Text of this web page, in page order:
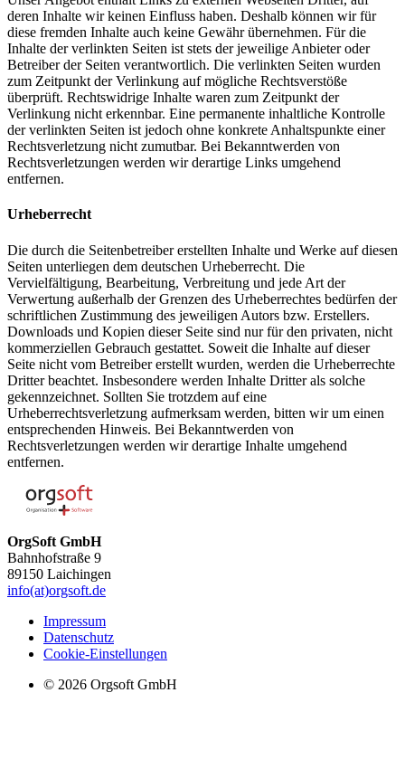
deren Inhalte wir keinen Einfluss haben. Deshalb können wir für
diese fremden Inhalte auch keine Gewähr übernehmen. Für die
Inhalte der verlinkten Seiten ist stets der jeweilige Anbieter oder
Betreiber der Seiten verantwortlich. Die verlinkten Seiten wurden
zum Zeitpunkt der Verlinkung auf mögliche Rechtsverstöße
überprüft. Rechtswidrige Inhalte waren zum Zeitpunkt der
Verlinkung nicht erkennbar. Eine permanente inhaltliche Kontrolle
der verlinkten Seiten ist jedoch ohne konkrete Anhaltspunkte einer
Rechtsverletzung nicht zumutbar. Bei Bekanntwerden von
Rechtsverletzungen werden wir derartige Links umgehend
entfernen.
Urheberrecht
Die durch die Seitenbetreiber erstellten Inhalte und Werke auf diesen
Seiten unterliegen dem deutschen Urheberrecht. Die
Vervielfältigung, Bearbeitung, Verbreitung und jede Art der
Verwertung außerhalb der Grenzen des Urheberrechtes bedürfen der
schriftlichen Zustimmung des jeweiligen Autors bzw. Erstellers.
Downloads und Kopien dieser Seite sind nur für den privaten, nicht
kommerziellen Gebrauch gestattet. Soweit die Inhalte auf dieser
Seite nicht vom Betreiber erstellt wurden, werden die Urheberrechte
Dritter beachtet. Insbesondere werden Inhalte Dritter als solche
gekennzeichnet. Sollten Sie trotzdem auf eine
Urheberrechtsverletzung aufmerksam werden, bitten wir um einen
entsprechenden Hinweis. Bei Bekanntwerden von
Rechtsverletzungen werden wir derartige Inhalte umgehend
entfernen.
OrgSoft GmbH
Bahnhofstraße 9
89150 Laichingen
info(at)orgsoft.de
Impressum
Datenschutz
Cookie-Einstellungen
© 2026 Orgsoft GmbH